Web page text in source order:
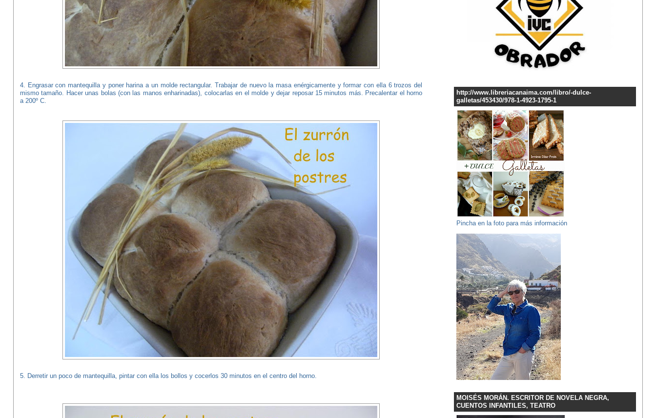
4. Engrasar con mantequilla y poner harina a un molde rectangular. Trabajar de nuevo la masa enérgicamente y formar con ella 6 trozos del
mismo tamaño. Hacer unas bolas (con las manos enharinadas), colocarlas en el molde y dejar reposar 15 minutos más. Precalentar el horno
a 200º C.
5. Derretir un poco de mantequilla, pintar con ella los bollos y cocerlos 30 minutos en el centro del horno.
http://www.libreriacanaima.com/libro/-dulce-
galletas/453430/978-1-4923-1795-1
Pincha en la foto para más información
MOISÉS MORÁN. ESCRITOR DE NOVELA NEGRA,
CUENTOS INFANTILES, TEATRO